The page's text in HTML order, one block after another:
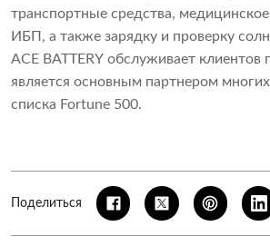
транспортные средства,
ИБП, а также зарядку и проверку
ACE BATTERY обслуживает клиентов
является основным партнером
списка Fortune 500.
Поделиться